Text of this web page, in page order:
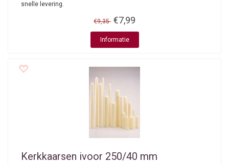
snelle levering.
€9,35 €7,99
Informatie
Kerkkaarsen ivoor 250/40 mm